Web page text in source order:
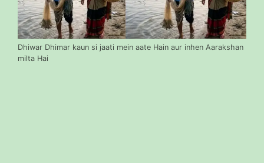
Dhiwar Dhimar kaun si jaati mein aate Hain aur inhen Aarakshan
milta Hai